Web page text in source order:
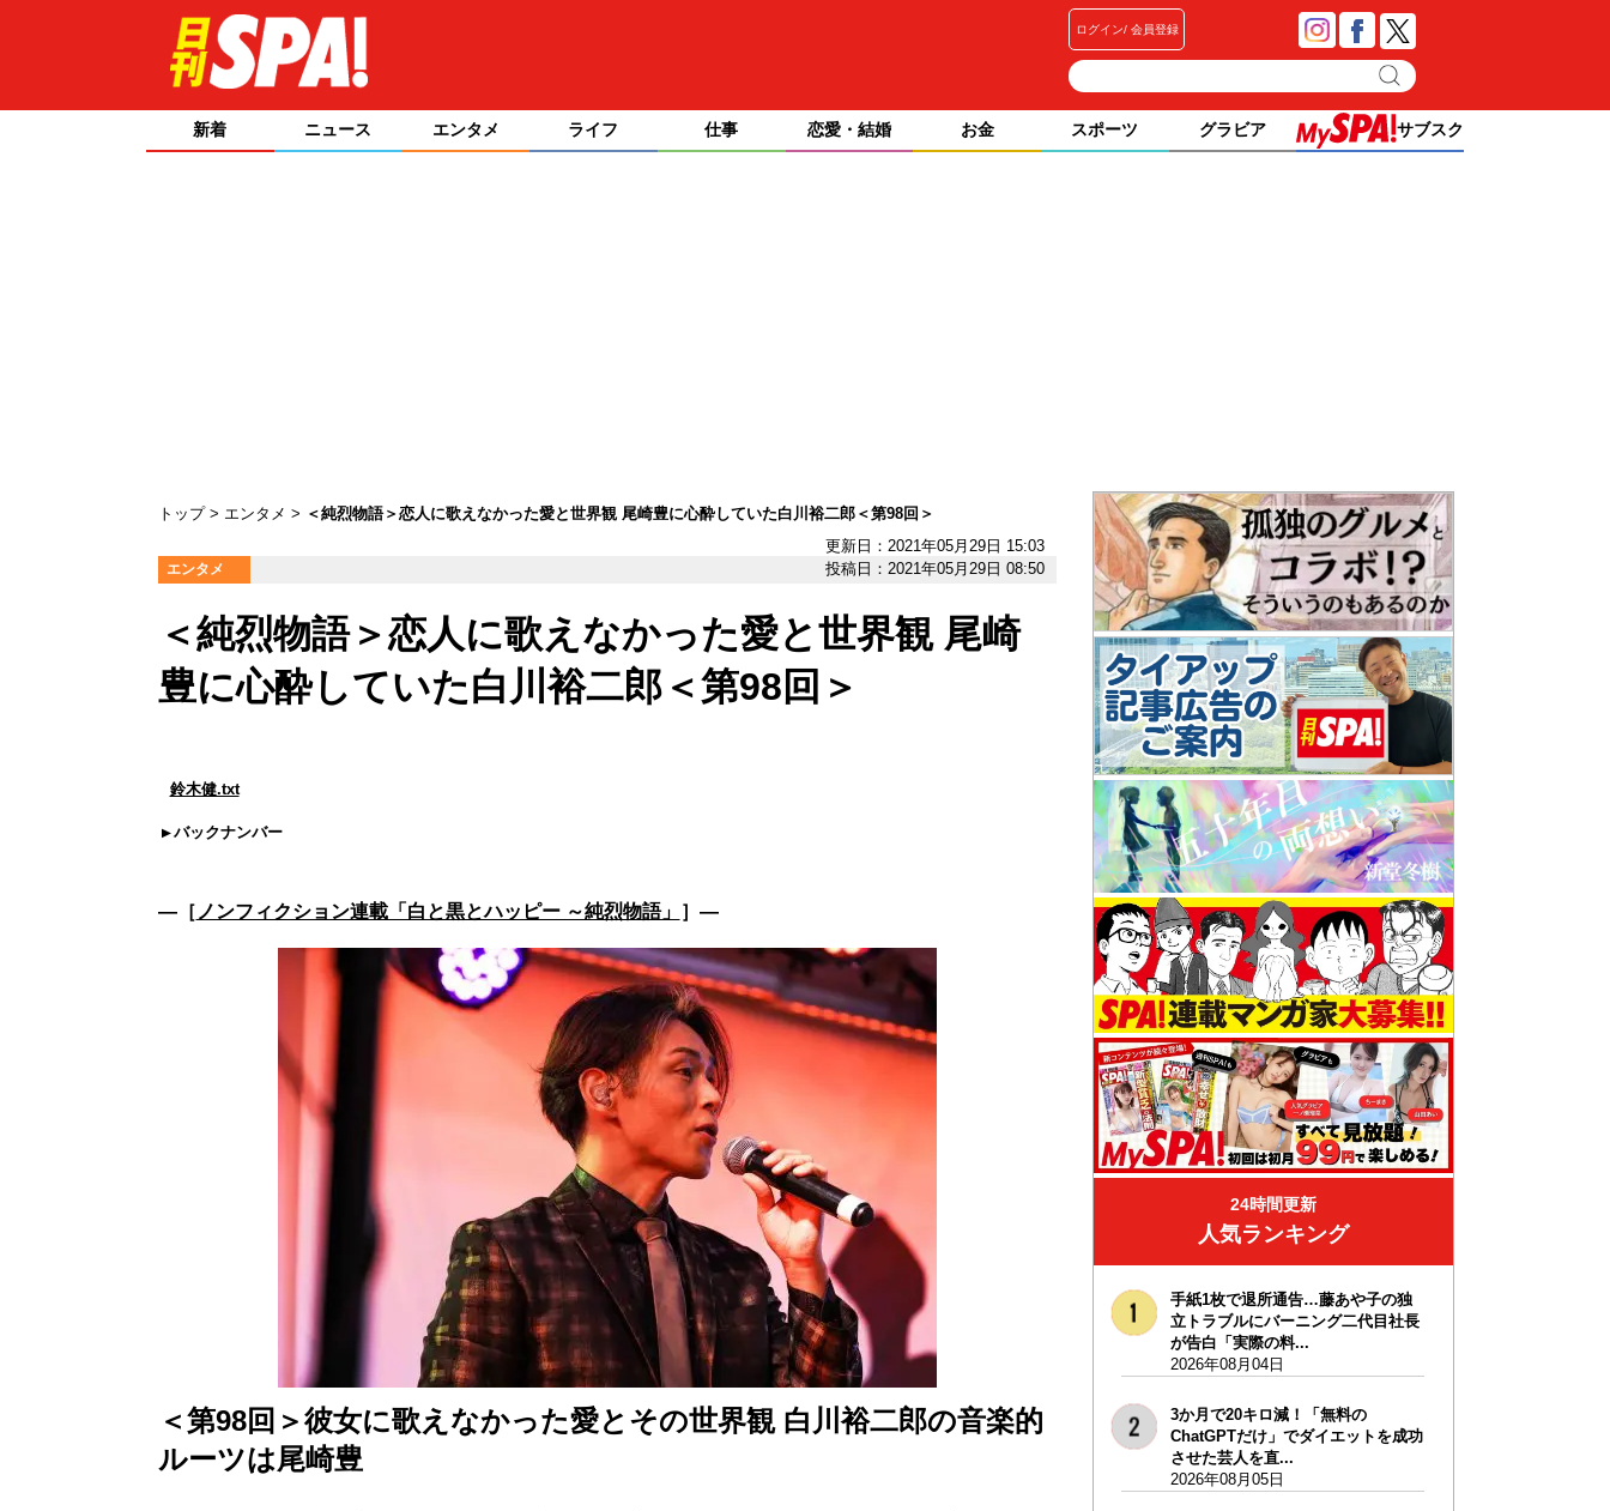
ログイン 会員登録
新着 ニュース エンタメ ライフ 仕事 恋愛・結婚 お金 スポーツ グラビア サブスク
トップ エンタメ
＜純烈物語＞恋人に歌えなかった愛と世界観 尾崎豊に心酔していた白川裕二郎＜第98回＞
更新日：2021年05月29日 15:03
エンタメ 投稿日：2021年05月29日 08:50
＜純烈物語＞恋人に歌えなかった愛と世界観 尾崎
豊に心酔していた白川裕二郎＜第98回＞
鈴木健.txt
バックナンバー
―［ ノンフィクション連載「白と黒とハッピー ～純烈物語」 ］―
＜第98回＞彼女に歌えなかった愛とその世界観 白川裕二郎の音楽的
ルーツは尾崎豊
24時間更新
人気ランキング
手紙1枚で退所通告…藤あや子の独
立トラブルにバーニング二代目社長
が告白「実際の料...
2026年08月04日
3か月で20キロ減！「無料の
ChatGPTだけ」でダイエットを成功
させた芸人を直...
2026年08月05日